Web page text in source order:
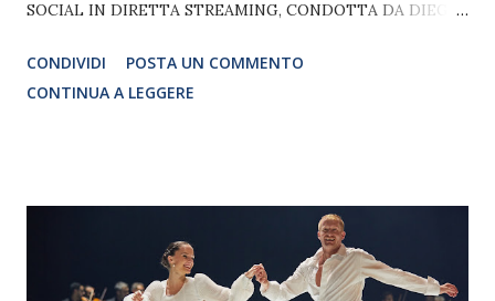
SOCIAL IN DIRETTA STREAMING, CONDOTTA DA DIEGO
SPECIALI: Paolo Kessissoglu, Elisa, Costantino della
Gherardesca, J-Ax, Tosca, Omar Pedrini, Myss Keta, Paola
Stefano Ruffato, Giulio Crocetta, Enrico Scilla, Christian
Fagetti, Virna Toppi, Francesca Taverni, Elena Nieri, Marco
Stabile
CONDIVIDI
POSTA UN COMMENTO
CONTINUA A LEGGERE